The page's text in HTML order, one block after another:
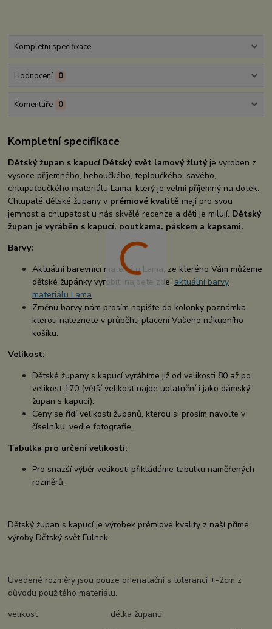
Kompletní specifikace
Hodnocení 0
Komentáře 0
Kompletní specifikace
Dětský župan s kapucí Dětský svět lamový žlutý je vyroben z
vysoce příjemného, heboučkého, teploučkého, savého,
chlupaťoučkého materiálu Lama, který je velmi příjemný na dotek.
Chlupaté dětské župany v prémiové kvalitě mají pro svou
jemnost a chlupatost u nás skvělé recenze a děti je milují. Dětský
župan je vyráběn s kapucí, poutkama, páskem a kapsami.
Barvy:
Aktuální barevnici materiálu Lama, ze kterého Vám můžeme
dětské župánky vyrobit, najdete zde: aktuální barvy
materiálu Lama
Změnu barvy nám prosím napište do kolonky poznámka,
kterou naleznete v průběhu placení Vašeho nákupního
košíku.
Velikost:
Dětské župany s kapucí vyrábíme již od velikosti 80 až po
velikost 170 (větší velikost najde uplatnění i jako dámský
župan s kapucí).
Ceny se řídí velikosti županů, kterou si prosím navolte v
číselníku, vedle fotografie.
Tabulka pro určení velikosti:
Pro snazší výběr velikosti přikládáme tabulku naměřených
rozměrů.
Dětský župan s kapucí je výrobek prémiové kvality z naší přímé
výroby Dětský svět Fulnek
Uvedené rozměry jsou pouze orienatační s tolerancí +-2cm z
důvodu použitého materiálu.
velikost délka županu